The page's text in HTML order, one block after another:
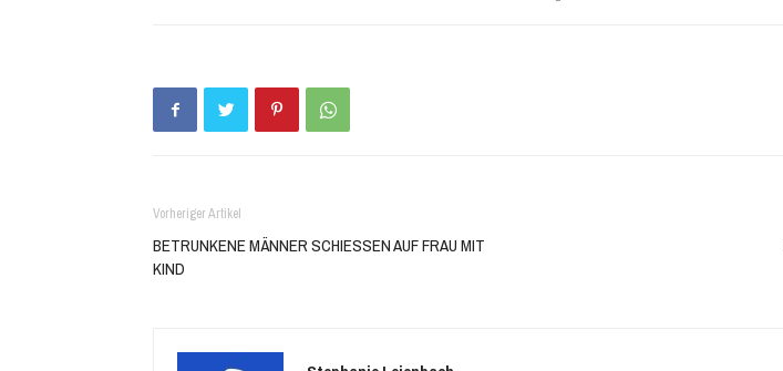
Vorheriger Artikel
BETRUNKENE MÄNNER SCHIESSEN AUF FRAU MIT
KIND